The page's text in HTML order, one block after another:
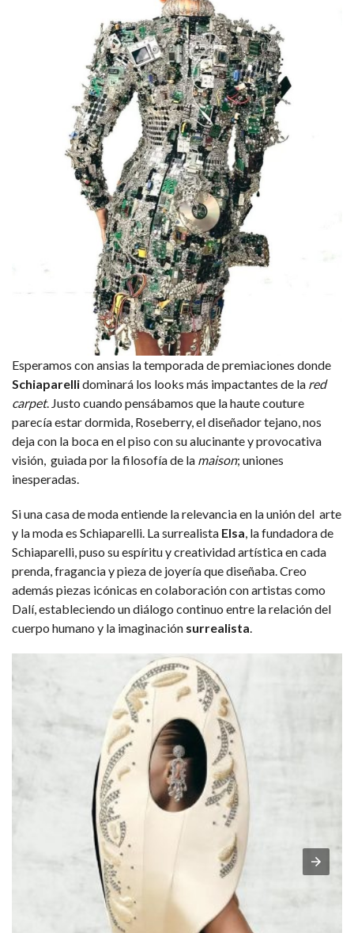
Esperamos con ansias la temporada de premiaciones donde
Schiaparellidominará los looks más impactantes de la red
carpet. Justo cuando pensábamos que la haute couture
parecía estar dormida, Roseberry, el diseñador tejano, nos
deja con la boca en el piso con su alucinante y provocativa
visión, guiada por la filosofía de la maison; uniones
inesperadas.
Si una casa de moda entiende la relevancia en la unión del arte
y la moda es Schiaparelli. La surrealista Elsa, la fundadora de
Schiaparelli, puso su espíritu y creatividad artística en cada
prenda, fragancia y pieza de joyería que diseñaba. Creo
además piezas icónicas en colaboración con artistas como
Dalí, estableciendo un diálogo continuo entre la relación del
cuerpo humano y la imaginación surrealista.